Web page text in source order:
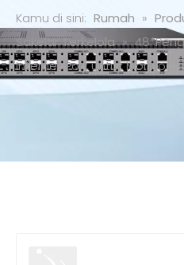
Kamu di sini: Rumah »
Sakelar Terkelola »
Internet Port untuk Monitor